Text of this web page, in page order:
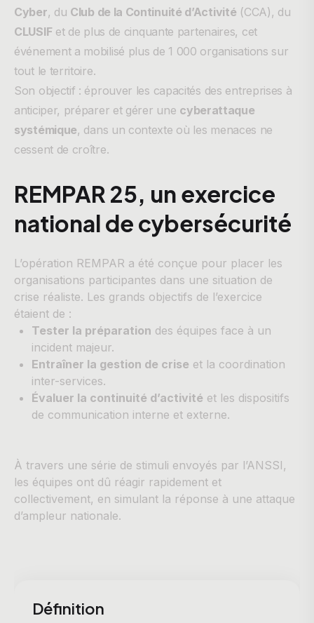
Cyber, du Club de la Continuité d’Activité (CCA), du
CLUSIFet de plus de cinquante partenaires, cet
événement a mobilisé plus de 1 000 organisations sur
tout le territoire.
Son objectif : éprouver les capacités des entreprises à
anticiper, préparer et gérer une cyberattaque
systémique, dans un contexte où les menaces ne
cessent de croître.
REMPAR 25, un exercice
national de cybersécurité
L’opération REMPAR a été conçue pour placer les
organisations participantes dans une situation de
crise réaliste. Les grands objectifs de l’exercice
étaient de :
Tester la préparation des équipes face à un
incident majeur.
Entraîner la gestion de crise et la coordination
inter-services.
Évaluer la continuité d’activité et les dispositifs
de communication interne et externe.
À travers une série de stimuli envoyés par l’ANSSI,
les équipes ont dû réagir rapidement et
collectivement, en simulant la réponse à une attaque
d’ampleur nationale.
Définition